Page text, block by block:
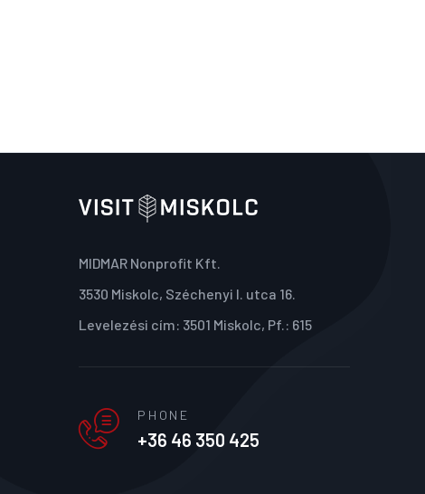
MIDMAR Nonprofit Kft.
3530 Miskolc, Széchenyi I. utca 16.
Levelezési cím: 3501 Miskolc, Pf.: 615
PHONE
+36 46 350 425